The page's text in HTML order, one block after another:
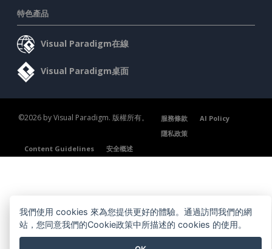
特色產品
Visual Paradigm在線
Visual Paradigm桌面
©2026 by Visual Paradigm. 版權所有。 服務條款
AI Policy
隱私政策
Content Guidelines
安全概述
我們使用 cookies 來為您提供更好的體驗。通過訪問我們的網
站，您同意我們的Cookie政策中所描述的 cookies 的使用。